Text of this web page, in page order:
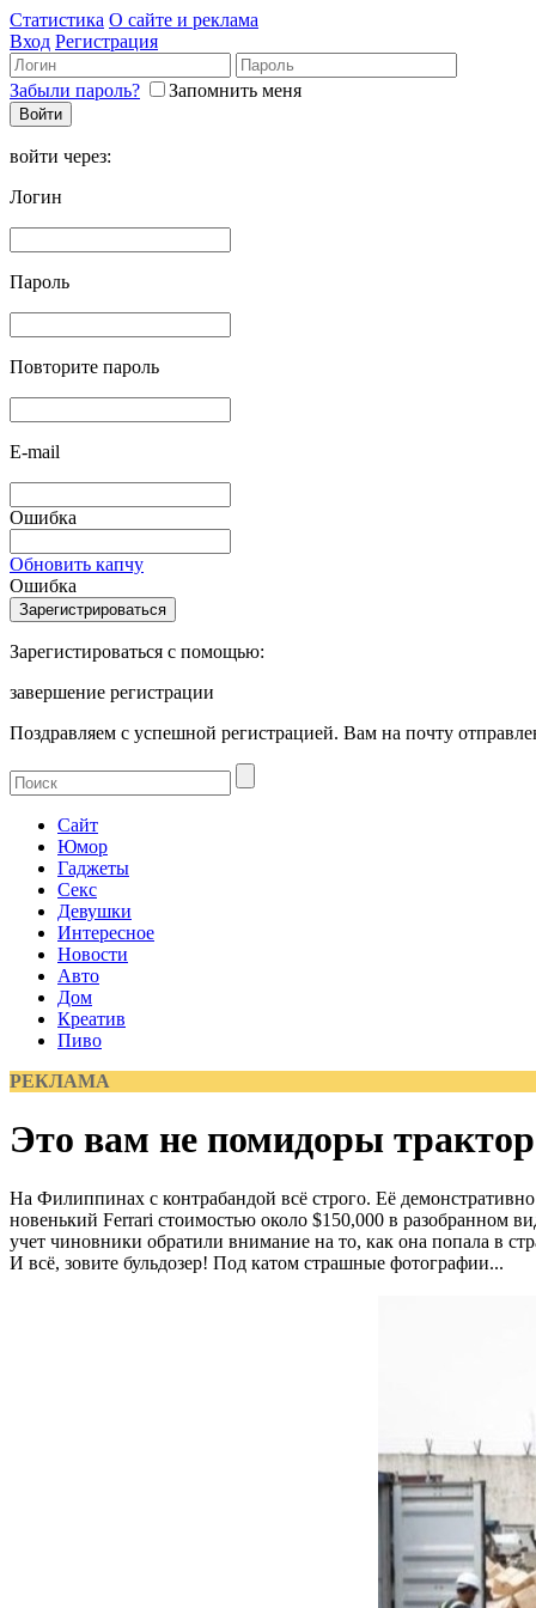
Статистика О сайте и реклама
Вход Регистрация
Забыли пароль? Запомнить меня
войти через:
Логин
Пароль
Повторите пароль
E-mail
Ошибка
Обновить капчу
Ошибка
Зарегистироваться с помощью:
завершение регистрации
Поздравляем с успешной регистрацией. Вам на почту
Сайт
Юмор
Гаджеты
Секс
Девушки
Интересное
Новости
Авто
Дом
Креатив
Пиво
РЕКЛАМА
Это вам не помидоры
На Филиппинах с контрабандой всё строго. Её
новенький Ferrari стоимостью около $150,000 в разобранном
учет чиновники обратили внимание на то, как она попала в
И всё, зовите бульдозер! Под катом страшные фотографии...